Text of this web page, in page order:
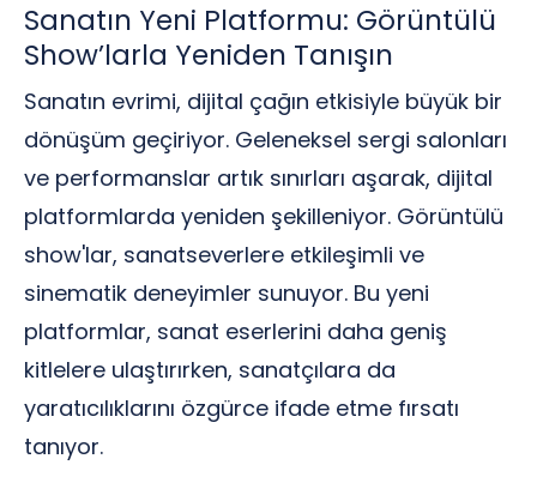
Sanatın Yeni Platformu: Görüntülü
Show’larla Yeniden Tanışın
Sanatın evrimi, dijital çağın etkisiyle büyük bir
dönüşüm geçiriyor. Geleneksel sergi salonları
ve performanslar artık sınırları aşarak, dijital
platformlarda yeniden şekilleniyor. Görüntülü
show'lar, sanatseverlere etkileşimli ve
sinematik deneyimler sunuyor. Bu yeni
platformlar, sanat eserlerini daha geniş
kitlelere ulaştırırken, sanatçılara da
yaratıcılıklarını özgürce ifade etme fırsatı
tanıyor.